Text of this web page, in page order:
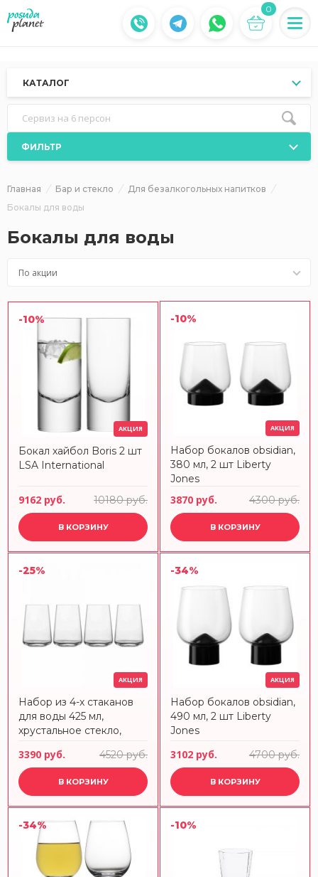
0
КАТАЛОГ
Сервиз на 6 персон
ФИЛЬТР
Главная Бар и стекло
Для безалкогольных напитков
Бокалы для воды
Бокалы для воды
По акции
-10%
АКЦИЯ
Бокал хайбол Boris 2 шт
LSA International
9162 руб. 10180 руб.
В КОРЗИНУ
-10%
АКЦИЯ
Набор бокалов obsidian,
380 мл, 2 шт Liberty
Jones
3870 руб. 4300 руб.
В КОРЗИНУ
-25%
АКЦИЯ
Набор из 4-х стаканов
для воды 425 мл,
хрустальное стекло,
ZWIESEL
3390 руб. 4520 руб.
В КОРЗИНУ
-34%
АКЦИЯ
Набор бокалов obsidian,
490 мл, 2 шт Liberty
Jones
3102 руб. 4700 руб.
В КОРЗИНУ
-34% -10%